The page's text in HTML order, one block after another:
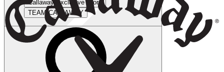
Callaway Exclusive Store
TEAM CALLAWAY